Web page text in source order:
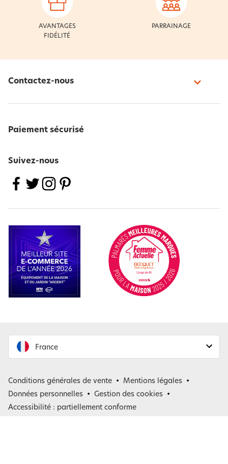
AVANTAGES
FIDÉLITÉ
PARRAINAGE
Contactez-nous
Paiement sécurisé
Suivez-nous
France
Belgique
Conditions générales de vente
Mentions légales
Données personnelles
Gestion des cookies
Accessibilité : partiellement conforme